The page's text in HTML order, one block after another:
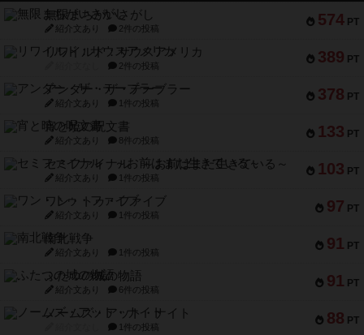
574 PT
無限まちがいさがし
紹介文あり 2件の投稿
389 PT
リワイルド：サウスアメリカ
2件の投稿
378 PT
アンダー・ザ・テーブラー
紹介文あり 1件の投稿
133 PT
宵と暁の呪文書
紹介文あり 8件の投稿
103 PT
セミファイナル ～お前はまだ生きている～
紹介文あり 1件の投稿
97 PT
ワン・トゥ・ファイブ
紹介文あり 1件の投稿
91 PT
南北戦争
紹介文あり 1件の投稿
91 PT
ふたつの城の物語
紹介文あり 6件の投稿
88 PT
ノームズ・アット・ナイト
1件の投稿